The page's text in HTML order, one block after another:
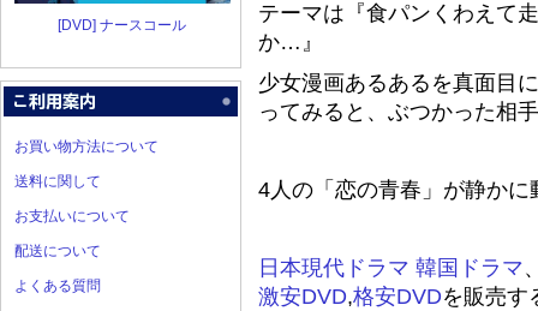
[DVD] ナースコール
お買い物方法について
送料に関して
お支払いについて
配送について
よくある質問
テーマは『食パンくわえて
か…』
少女漫画あるあるを真面目
ってみると、ぶつかった相
4人の「恋の青春」が静かに
日本現代ドラマ 韓国ドラマ
激安DVD,格安DVDを販売す